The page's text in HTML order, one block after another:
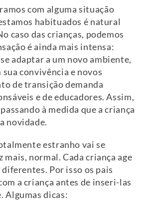
com alguma situação
habituados é natural
caso das crianças, podemos
é ainda mais intensa:
adaptar a um novo ambiente,
sua convivência e novos
de transição demanda
e de educadores. Assim,
à medida que a criança
novidade.
estranho vai se
mais, normal. Cada criança age
diferentes. Por isso os pais
a criança antes de inseri-las
Algumas dicas: